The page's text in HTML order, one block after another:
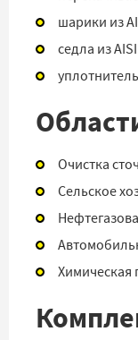
шарики из
седла из
Очистка
Сельское